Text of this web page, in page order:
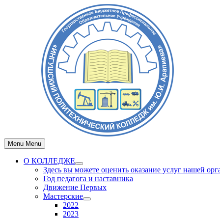
Menu Menu
О КОЛЛЕДЖЕ
Show
sub
menu
Здесь вы можете оценить оказание услуг нашей
Год педагога и наставника
Движение Первых
Мастерские
Show
2022
2023